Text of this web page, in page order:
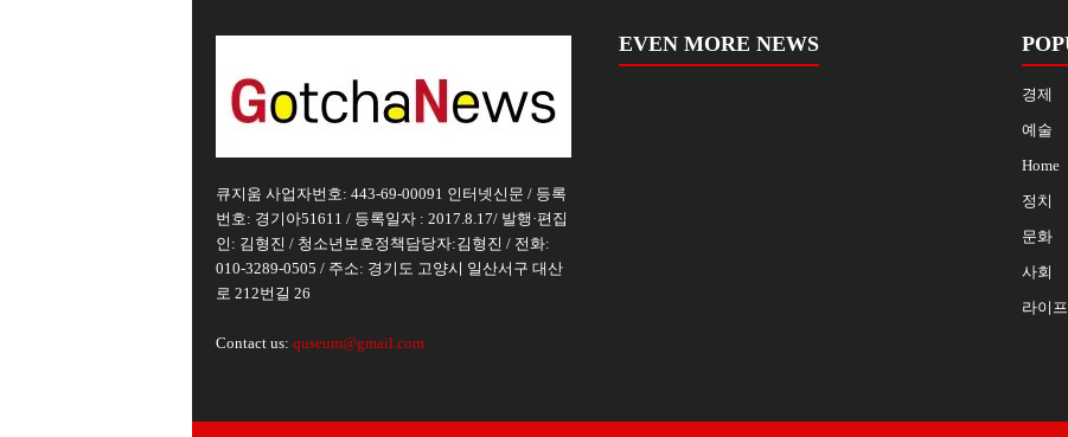
큐지움 사업자번호: 443-69-00091 인터넷신문 / 등록
번호: 경기아51611 / 등록일자 : 2017.8.17/ 발행·편집
인: 김형진 / 청소년보호정책담당자:김형진 / 전화:
010-3289-0505 / 주소: 경기도 고양시 일산서구 대산
로 212번길 26
Contact us: quseum@gmail.com
EVEN MORE NEWS
경제
예술
Home
정치
문화
사회
라이프